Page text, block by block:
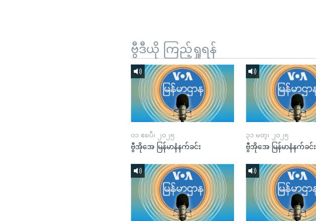
ဗွီဒီယို ကြည့်ရှုရန်
၀၁ ဧၿပီ၊ ၂၀၂၅
ဗွီအိုအေ မြန်မာနံနက်ခင်း
၃၁ မတ္၊ ၂၀၂၅
ဗွီအိုအေ မြန်မာနံနက်ခင်း